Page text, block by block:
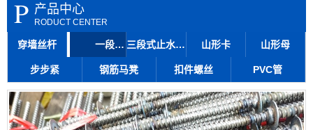
P 产品中心
RODUCT CENTER
穿墙丝杆 一段式止水丝杆 三段式止水丝杆 山形卡 山形母
步步紧 钢筋马凳 扣件螺丝 PVC管